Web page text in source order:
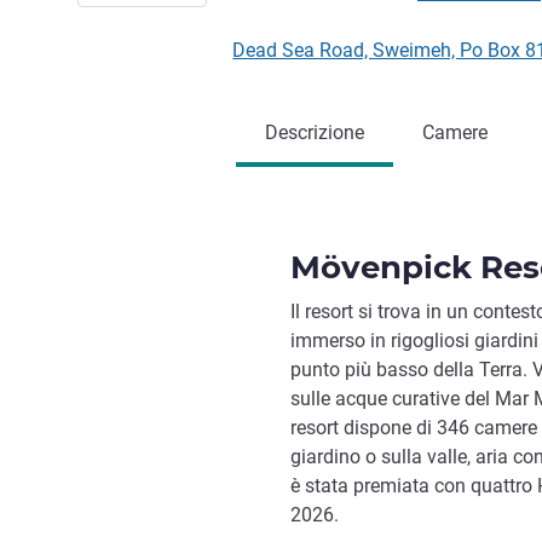
Dead Sea Road, Sweimeh, Po Box
Descrizione Camere
Mövenpick
Il resort si trova in un
immerso in rigogliosi
punto più basso della Terra.
sulle acque curative del Mar
resort dispone di 346
giardino o sulla valle, aria
è stata premiata con quattro
2026.